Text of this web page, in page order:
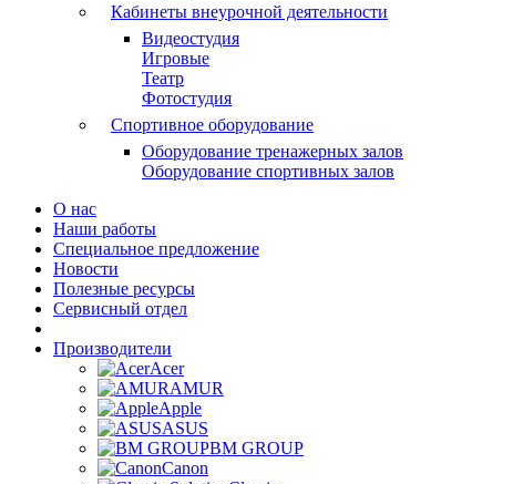
Кабинеты внеурочной деятельности
Видеостудия
Игровые
Театр
Фотостудия
Спортивное оборудование
Оборудование тренажерных залов
Оборудование спортивных залов
О нас
Наши работы
Специальное предложение
Новости
Полезные ресурсы
Сервисный отдел
Производители
Acer
AMUR
Apple
ASUS
BM GROUP
Canon